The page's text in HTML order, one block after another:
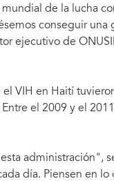
de la lucha
conseguir una
ejecutivo de
VIH en Haití
el 2009 y el
administración",
día. Piensen en lo